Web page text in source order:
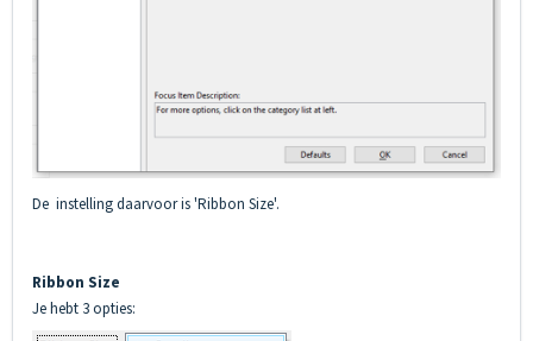
De instelling daarvoor is 'Ribbon Size'.
Ribbon Size
Je hebt 3 opties: